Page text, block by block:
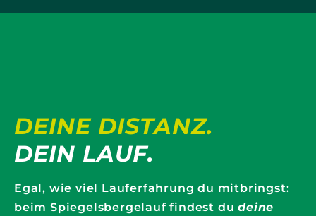
DEINE DISTANZ.
DEIN LAUF.
Egal, wie viel Lauferfahrung du mitbringst:
beim Spiegelsbergelauf findest dudeine